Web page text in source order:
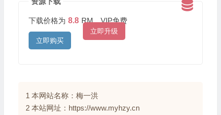
下载价格为 8.8 RM，VIP免费
立即升级
立即购买
1 本网站名称：梅一洪
2 本站网址：https://www.myhzy.cn